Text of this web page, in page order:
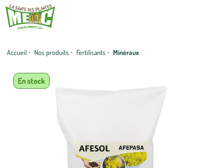
Accueil · Nos produits · Fertilisants · Minéraux
En stock